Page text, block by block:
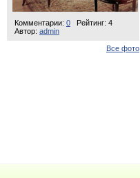
Комментарии: 0
Рейтинг: 4
Автор: admin
Все фото